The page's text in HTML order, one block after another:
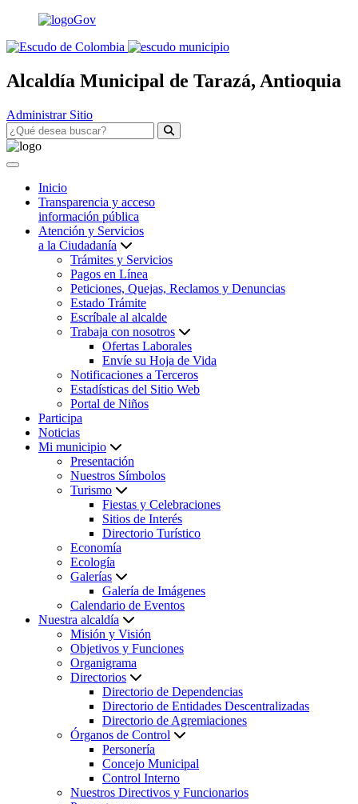
Alcaldía Municipal de Tarazá, Antioquia
Administrar Sitio
Inicio
Transparencia y acceso
información pública
Atención y Servicios
a la Ciudadanía
Trámites y Servicios
Pagos en Línea
Peticiones, Quejas, Reclamos y Denuncias
Estado Trámite
Escríbale al alcalde
Trabaja con nosotros
Ofertas Laborales
Envíe su Hoja de Vida
Notificaciones a Terceros
Estadísticas del Sitio Web
Portal de Niños
Participa
Noticias
Mi municipio
Presentación
Nuestros Símbolos
Turismo
Fiestas y Celebraciones
Sitios de Interés
Directorio Turístico
Economía
Ecología
Galerías
Galería de Imágenes
Calendario de Eventos
Nuestra alcaldía
Misión y Visión
Objetivos y Funciones
Organigrama
Directorios
Directorio de Dependencias
Directorio de Entidades Descentralizadas
Directorio de Agremiaciones
Órganos de Control
Personería
Concejo Municipal
Control Interno
Nuestros Directivos y Funcionarios